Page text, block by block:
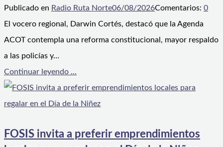
Publicado en Radio Ruta Norte06/08/2026Comentarios: 0
El vocero regional, Darwin Cortés, destacó que la Agenda
ACOT contempla una reforma constitucional, mayor respaldo
a las policías y…
Continuar leyendo ...
FOSIS invita a preferir emprendimientos